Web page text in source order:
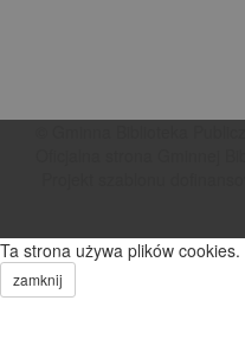
Ta strona używa plików cookies.
zamknij